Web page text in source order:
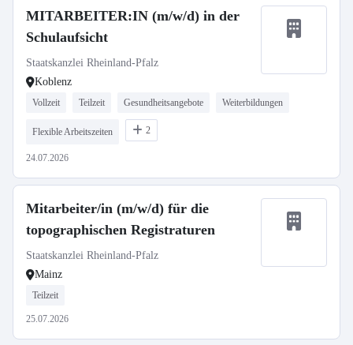
MITARBEITER:IN (m/w/d) in der
Schulaufsicht
Staatskanzlei Rheinland-Pfalz
Koblenz
Vollzeit Teilzeit Gesundheitsangebote Weiterbildungen
Flexible Arbeitszeiten 2
24.07.2026
Mitarbeiter/in (m/w/d) für die
topographischen Registraturen
Staatskanzlei Rheinland-Pfalz
Mainz
Teilzeit
25.07.2026